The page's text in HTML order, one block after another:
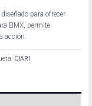
para ofrecer
BMX, permite
acción.
CIARI